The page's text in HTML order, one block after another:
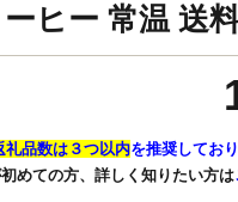
ヒー 常温 送
礼品数は３つ以内を推奨しており
めての方、詳しく知りたい方は